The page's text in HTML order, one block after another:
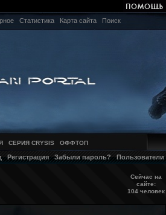
Статистика Карта сайта Поиск
СЕРИЯ CRYSIS ОФФТОП
Регистрация Забыли пароль? Пользователи
Сейчас на
сайте:
104 человек